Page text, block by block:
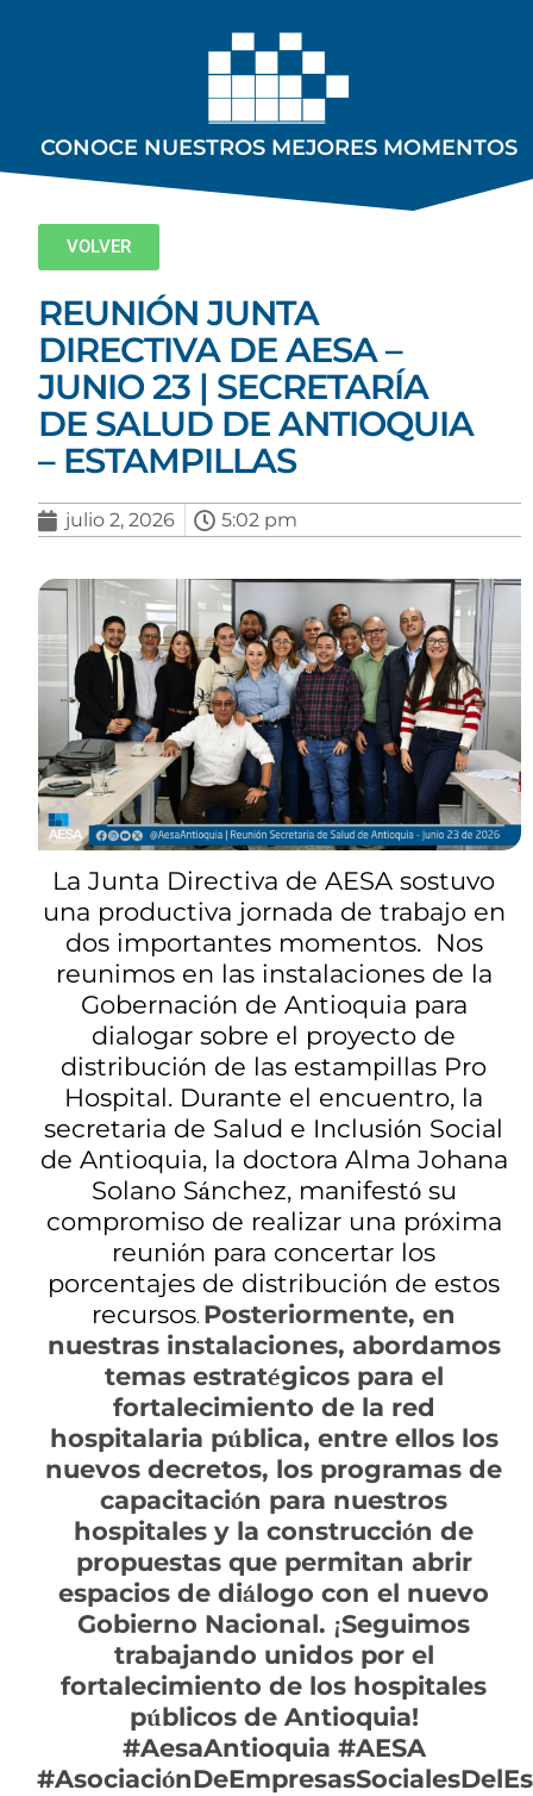
CONOCE NUESTROS MEJORES MOMENTOS
VOLVER
REUNIÓN JUNTA
DIRECTIVA DE AESA –
JUNIO 23 | SECRETARÍA
DE SALUD DE ANTIOQUIA
– ESTAMPILLAS
julio 2, 2026 5:02 pm
La Junta Directiva de AESA sostuvo
una productiva jornada de trabajo en
dos importantes momentos. Nos
reunimos en las instalaciones de la
Gobernación de Antioquia para
dialogar sobre el proyecto de
distribución de las estampillas Pro
Hospital. Durante el encuentro, la
secretaria de Salud e Inclusión Social
de Antioquia, la doctora Alma Johana
Solano Sánchez, manifestósu
compromiso de realizar una próxima
reunión para concertar los
porcentajes de distribución de estos
recursos. Posteriormente, en
nuestras instalaciones, abordamos
temas estratégicos para el
fortalecimiento de la red
hospitalaria pública, entre ellos los
nuevos decretos, los programas de
capacitación para nuestros
hospitales y la construcción de
propuestas que permitan abrir
espacios de diálogo con el nuevo
Gobierno Nacional. ¡Seguimos
trabajando unidos por el
fortalecimiento de los hospitales
públicos de Antioquia!
#AesaAntioquia #AESA
#Asociació